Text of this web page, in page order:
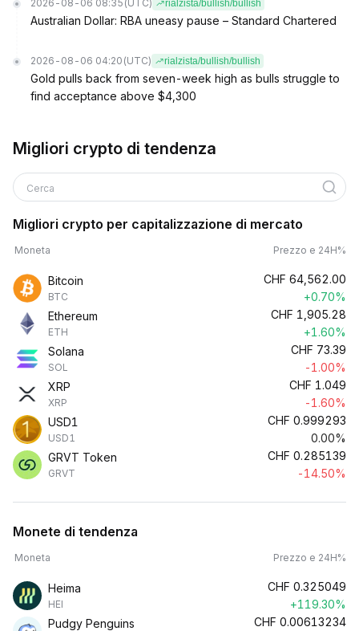
2026-08-06 08:35 (UTC) rialzista/bullish/bullish
Australian Dollar: RBA uneasy pause – Standard Chartered
2026-08-06 04:20 (UTC) rialzista/bullish/bullish
Gold pulls back from seven-week high as bulls struggle to
find acceptance above $4,300
Migliori crypto di tendenza
Cerca
Migliori crypto per capitalizzazione di mercato
Moneta Prezzo e 24H%
Bitcoin
BTC
CHF 64,562.00
+0.70%
Ethereum
ETH
CHF 1,905.28
+1.60%
Solana
SOL
CHF 73.39
-1.00%
XRP
XRP
CHF 1.049
-1.60%
USD1
USD1
CHF 0.999293
0.00%
GRVT Token
GRVT
CHF 0.285139
-14.50%
Monete di tendenza
Moneta Prezzo e 24H%
Heima
HEI
CHF 0.325049
+119.30%
Pudgy Penguins
CHF 0.00613234